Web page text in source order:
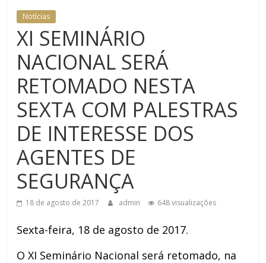
Notícias
XI SEMINÁRIO
NACIONAL SERÁ
RETOMADO NESTA
SEXTA COM PALESTRAS
DE INTERESSE DOS
AGENTES DE
SEGURANÇA
18 de agosto de 2017 admin 648 visualizações
Sexta-feira, 18 de agosto de 2017.
O XI Seminário Nacional será retomado, na